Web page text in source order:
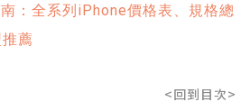
：全系列iPhone價格表、規格總
薦
<回到目次>